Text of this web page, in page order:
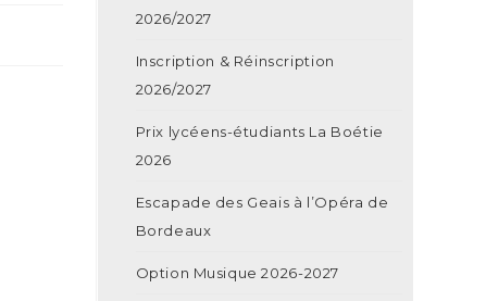
2026/2027
Inscription & Réinscription
2026/2027
Prix lycéens-étudiants La Boétie
2026
Escapade des Geais à l’Opéra de
Bordeaux
Option Musique 2026-2027